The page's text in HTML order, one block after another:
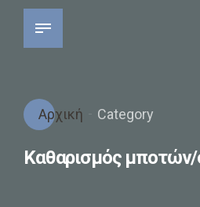
Αρχική Category
Καθαρισμός